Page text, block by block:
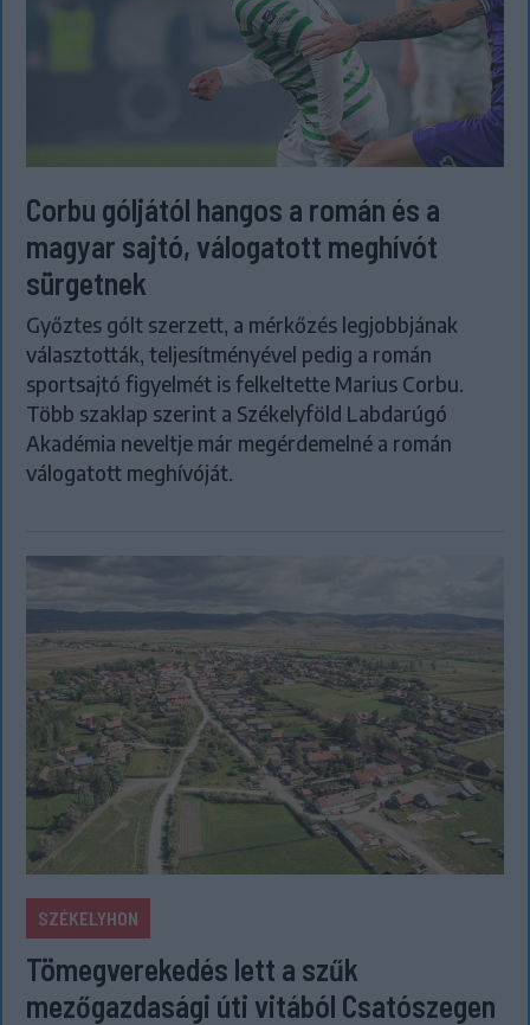
Corbu góljától hangos a román és a
magyar sajtó, válogatott meghívót
sürgetnek
Győztes gólt szerzett, a mérkőzés legjobbjának
választották, teljesítményével pedig a román
sportsajtó figyelmét is felkeltette Marius Corbu.
Több szaklap szerint a Székelyföld Labdarúgó
Akadémia neveltje már megérdemelné a román
válogatott meghívóját.
SZÉKELYHON
Tömegverekedés lett a szűk
mezőgazdasági úti vitából Csatószegen